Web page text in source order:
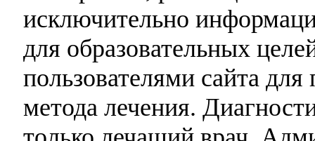
исключительно
для образовательных
пользователями сайта
метода лечения.